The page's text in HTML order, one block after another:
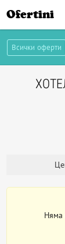
Ofertini
Всички оферти
Няма